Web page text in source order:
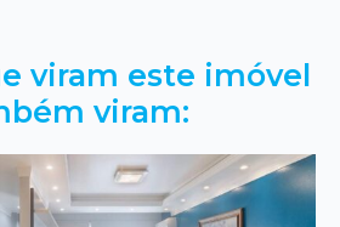
viram este imóvel
viram: